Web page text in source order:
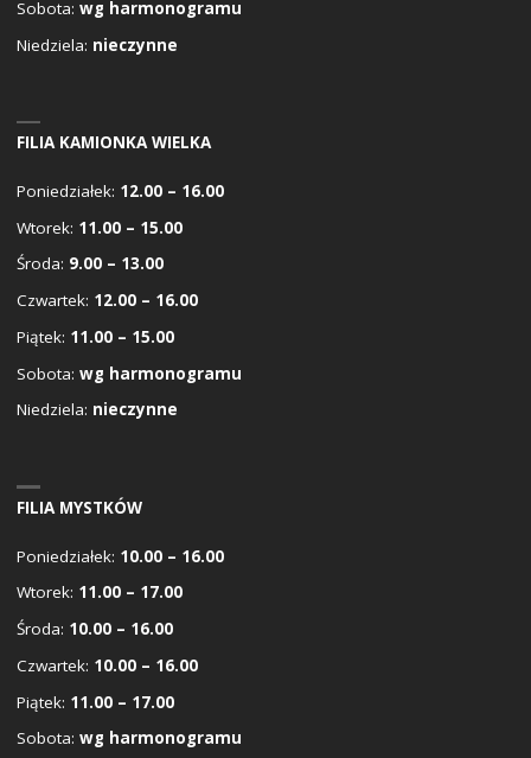
Sobota: wg harmonogramu
Niedziela: nieczynne
FILIA KAMIONKA WIELKA
Poniedziałek: 12.00 – 16.00
Wtorek: 11.00 – 15.00
Środa: 9.00 – 13.00
Czwartek: 12.00 – 16.00
Piątek: 11.00 – 15.00
Sobota: wg harmonogramu
Niedziela: nieczynne
FILIA MYSTKÓW
Poniedziałek: 10.00 – 16.00
Wtorek: 11.00 – 17.00
Środa: 10.00 – 16.00
Czwartek: 10.00 – 16.00
Piątek: 11.00 – 17.00
Sobota: wg harmonogramu